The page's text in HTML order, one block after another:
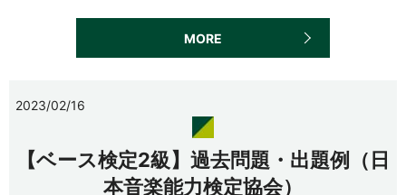
MORE
2023/02/16
【ベース検定2級】過去問題・出題例（日
本音楽能力検定協会）